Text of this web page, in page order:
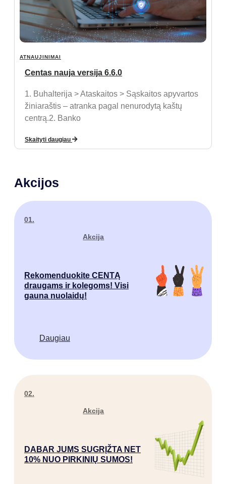
ATNAUJINIMAI
Centas nauja versija 6.6.0
1. Buhalterija > Ataskaitos > Sąskaitos apyvartos
žiniaraštis – atranka pagal nenurodytą kaštų
centrą.2. Banko
Skaityti daugiau
Akcijos
01.
Akcija
Rekomenduokite CENTĄ
draugams ir kolegoms! Visi
gauna nuolaidų!
Daugiau
02.
Akcija
DABAR JUMS SUGRĮŽTA NET
10% NUO PIRKINIŲ SUMOS!